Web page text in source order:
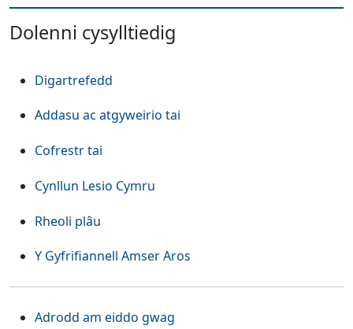
Dolenni cysylltiedig
Digartrefedd
Addasu ac atgyweirio tai
Cofrestr tai
Cynllun Lesio Cymru
Rheoli plâu
Y Gyfrifiannell Amser Aros
Adrodd am eiddo gwag